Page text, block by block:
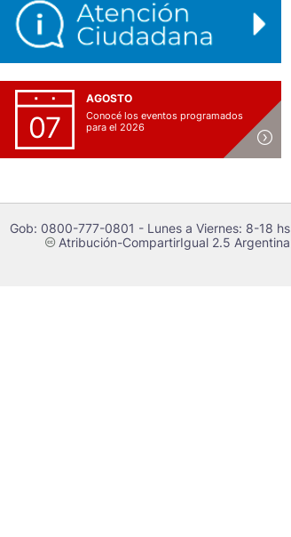
07
AGOSTO
Conocé los eventos programados
para el 2026
Gob: 0800-777-0801 - Lunes a Viernes: 8-18 hs
cAtribución-CompartirIgual 2.5 Argentina